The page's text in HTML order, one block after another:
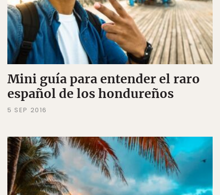
Mini guía para entender el raro
español de los hondureños
5 SEP 2016